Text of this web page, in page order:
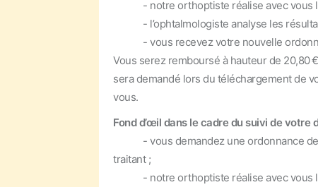
- notre orthoptiste réalise avec vous
- l’ophtalmologiste analyse les
- vous recevez votre nouvelle
Vous serez remboursé à hauteur de 20,80
sera demandé lors du téléchargement de
vous.
Fond d’œil dans le cadre du suivi de votre
- vous demandez une ordonnance de
traitant ;
- notre orthoptiste réalise avec vous